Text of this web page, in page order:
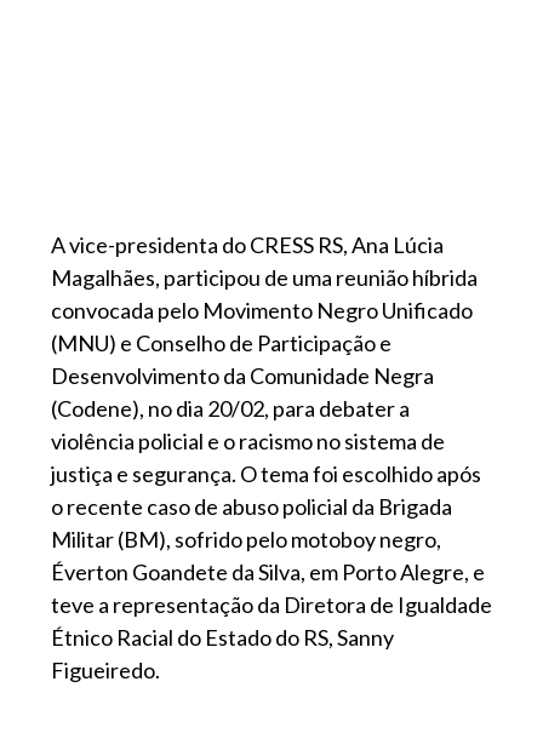
A vice-presidenta do CRESS RS, Ana Lúcia
Magalhães, participou de uma reunião híbrida
convocada pelo Movimento Negro Unificado
(MNU) e Conselho de Participação e
Desenvolvimento da Comunidade Negra
(Codene), no dia 20/02, para debater a
violência policial e o racismo no sistema de
justiça e segurança. O tema foi escolhido após
o recente caso de abuso policial da Brigada
Militar (BM), sofrido pelo motoboy negro,
Éverton Goandete da Silva, em Porto Alegre, e
teve a representação da Diretora de Igualdade
Étnico Racial do Estado do RS, Sanny
Figueiredo.